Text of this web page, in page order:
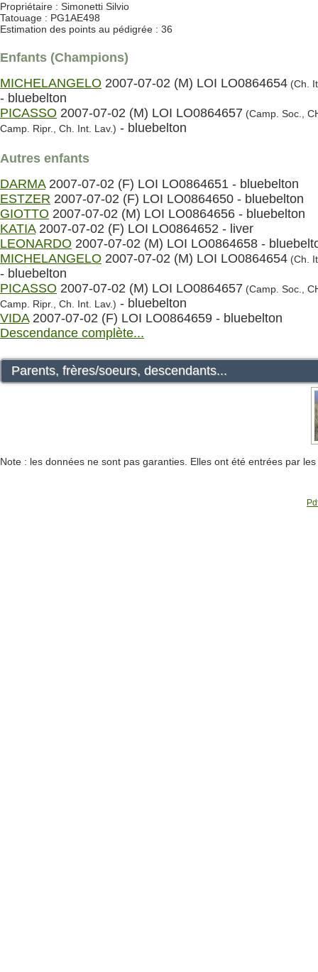
Propriétaire : Simonetti Silvio
Tatouage : PG1AE498
Estimation des points au pédigrée : 36
Enfants (Champions)
MICHELANGELO 2007-07-02 (M) LOI LO0864654 (Ch.
- bluebelton
PICASSO 2007-07-02 (M) LOI LO0864657 (Camp. Soc.,
Camp. Ripr., Ch. Int. Lav.) - bluebelton
Autres enfants
DARMA2007-07-02 (F) LOI LO0864651 - bluebelton
ESTZER 2007-07-02 (F) LOI LO0864650 - bluebelton
GIOTTO 2007-07-02 (M) LOI LO0864656 - bluebelton
KATIA2007-07-02 (F) LOI LO0864652 - liver
LEONARDO 2007-07-02 (M) LOI LO0864658 -
MICHELANGELO 2007-07-02 (M) LOI LO0864654 (Ch.
- bluebelton
PICASSO 2007-07-02 (M) LOI LO0864657 (Camp. Soc.,
Camp. Ripr., Ch. Int. Lav.) - bluebelton
VIDA2007-07-02 (F) LOI LO0864659 - bluebelton
Descendance complète...
Parents, frères/soeurs, descendants...
Note : les données ne sont pas garanties. Elles ont été entrées par